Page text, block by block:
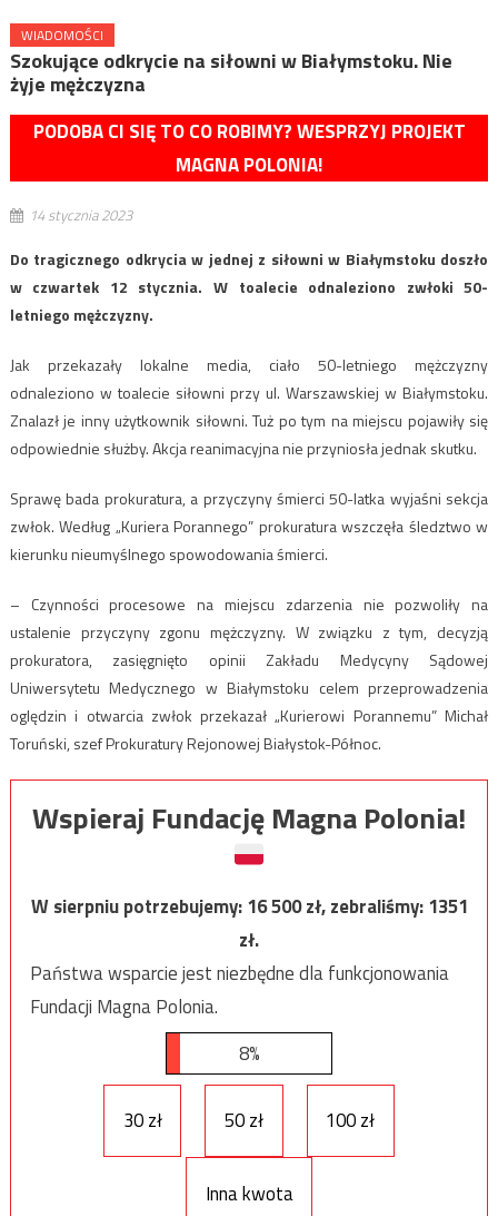
WIADOMOŚCI
Szokujące odkrycie na siłowni w Białymstoku. Nie
żyje mężczyzna
PODOBA CI SIĘ TO CO ROBIMY? WESPRZYJ PROJEKT
MAGNA POLONIA!
14 stycznia 2023
Do tragicznego odkrycia w jednej z siłowni w Białymstoku doszło
w czwartek 12 stycznia. W toalecie odnaleziono zwłoki 50-
letniego mężczyzny.
Jak przekazały lokalne media, ciało 50-letniego mężczyzny
odnaleziono w toalecie siłowni przy ul. Warszawskiej w Białymstoku.
Znalazł je inny użytkownik siłowni. Tuż po tym na miejscu pojawiły się
odpowiednie służby. Akcja reanimacyjna nie przyniosła jednak skutku.
Sprawę bada prokuratura, a przyczyny śmierci 50-latka wyjaśni sekcja
zwłok. Według „Kuriera Porannego” prokuratura wszczęła śledztwo w
kierunku nieumyślnego spowodowania śmierci.
– Czynności procesowe na miejscu zdarzenia nie pozwoliły na
ustalenie przyczyny zgonu mężczyzny. W związku z tym, decyzją
prokuratora, zasięgnięto opinii Zakładu Medycyny Sądowej
Uniwersytetu Medycznego w Białymstoku celem przeprowadzenia
oględzin i otwarcia zwłok przekazał „Kurierowi Porannemu” Michał
Toruński, szef Prokuratury Rejonowej Białystok-Północ.
Wspieraj Fundację Magna Polonia!
W sierpniu potrzebujemy:16 500zł, zebraliśmy:1351
zł.
Państwa wsparcie jest niezbędne dla funkcjonowania
Fundacji Magna Polonia.
8%
30 zł 50 zł 100 zł
Inna kwota